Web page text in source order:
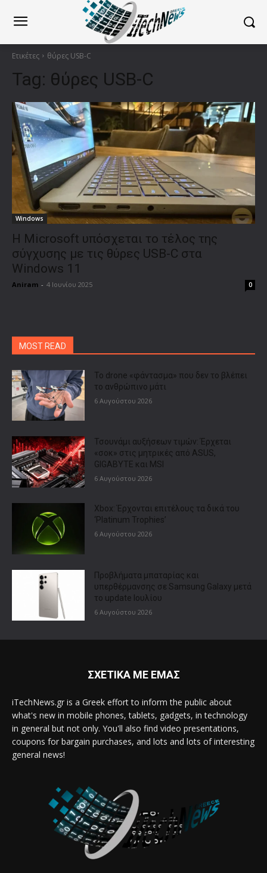
Ετικέτες θύρες USB-C
Tag: θύρες USB-C
Windows
Η Microsoft υπόσχεται το τέλος της
σύγχυσης με τις θύρες USB-C στα
Windows 11
Aniram - 4 Ιουνίου 2025 0
MOST READ
Το drone «φάντασμα» που δεν το βλέπει
το ανθρώπινο μάτι
6 Αυγούστου 2026
Τσουνάμι αυξήσεων τιμών: Έρχεται
«σοκ» στις μητρικές από ASUS,
GIGABYTE και MSI
6 Αυγούστου 2026
Xbox: Έρχονται επιτέλους τα δικά του
‘Platinum Trophies’
6 Αυγούστου 2026
Προβλήματα μπαταρίας και
υπερθέρμανσης σε Samsung Galaxy μετά
το update Ιουλίου
6 Αυγούστου 2026
ΣΧΕΤΙΚΑ ΜΕ ΕΜΑΣ
iTechNews.gr is a Greek effort to inform the public about
what's new in mobile phones, tablets, gadgets, in technology
in general but not only. You'll also find video presentations,
coupons for bargain purchases, and lots and lots of interesting
general news!